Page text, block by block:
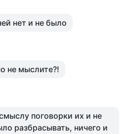
нет и не было
не мыслите?!
поговорки их и не
разбрасывать, ничего и